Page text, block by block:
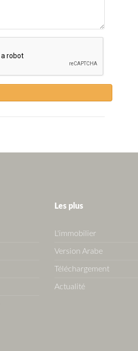
Les plus
L'immobilier
Version Arabe
Téléchargement
Actualité